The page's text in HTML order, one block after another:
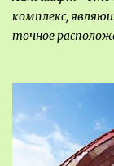
комплекс,
точное
видом
используют в
для